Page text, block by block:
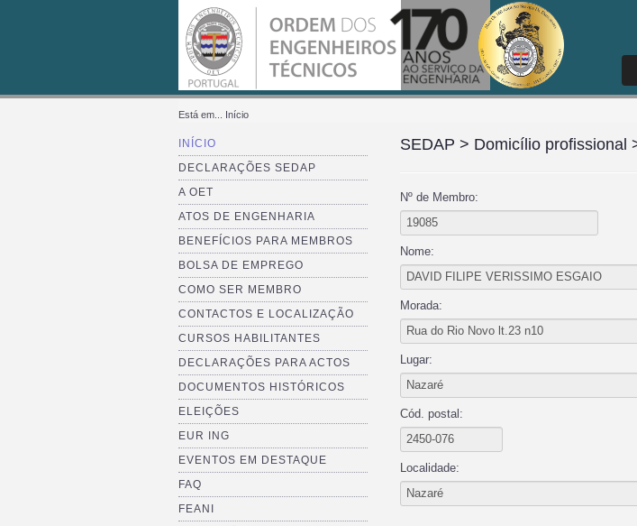
Está em... Início
INÍCIO
DECLARAÇÕES SEDAP
A OET
ATOS DE ENGENHARIA
BENEFÍCIOS PARA MEMBROS
BOLSA DE EMPREGO
COMO SER MEMBRO
CONTACTOS E LOCALIZAÇÃO
CURSOS HABILITANTES
DECLARAÇÕES PARA ACTOS
DOCUMENTOS HISTÓRICOS
ELEIÇÕES
EUR ING
EVENTOS EM DESTAQUE
FAQ
FEANI
SEDAP > Domicílio profissional
Nº de Membro:
Nome:
Morada:
Lugar:
Cód. postal:
Localidade: